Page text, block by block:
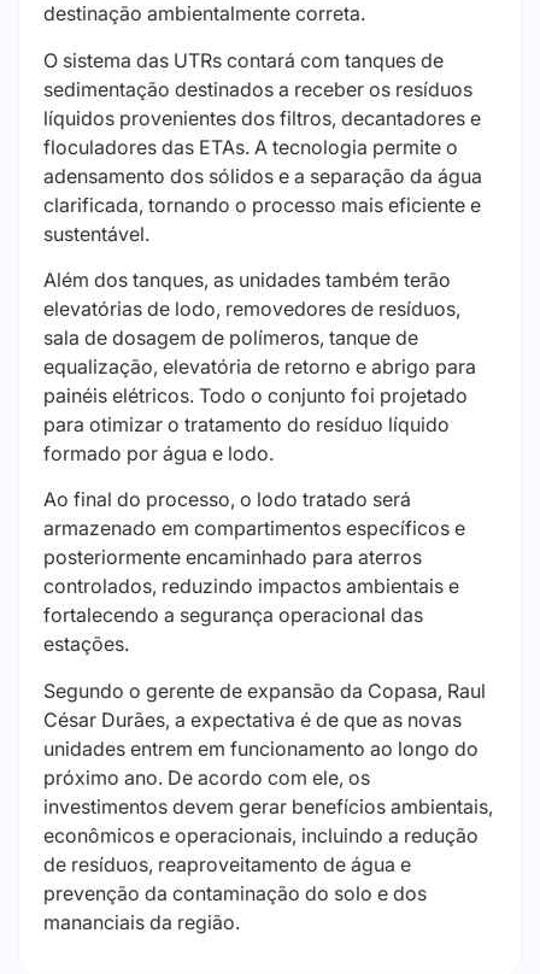
destinação ambientalmente correta.
O sistema das UTRs contará com tanques de
sedimentação destinados a receber os resíduos
líquidos provenientes dos filtros, decantadores e
floculadores das ETAs. A tecnologia permite o
adensamento dos sólidos e a separação da água
clarificada, tornando o processo mais eficiente e
sustentável.
Além dos tanques, as unidades também terão
elevatórias de lodo, removedores de resíduos,
sala de dosagem de polímeros, tanque de
equalização, elevatória de retorno e abrigo para
painéis elétricos. Todo o conjunto foi projetado
para otimizar o tratamento do resíduo líquido
formado por água e lodo.
Ao final do processo, o lodo tratado será
armazenado em compartimentos específicos e
posteriormente encaminhado para aterros
controlados, reduzindo impactos ambientais e
fortalecendo a segurança operacional das
estações.
Segundo o gerente de expansão da Copasa, Raul
César Durães, a expectativa é de que as novas
unidades entrem em funcionamento ao longo do
próximo ano. De acordo com ele, os
investimentos devem gerar benefícios ambientais,
econômicos e operacionais, incluindo a redução
de resíduos, reaproveitamento de água e
prevenção da contaminação do solo e dos
mananciais da região.